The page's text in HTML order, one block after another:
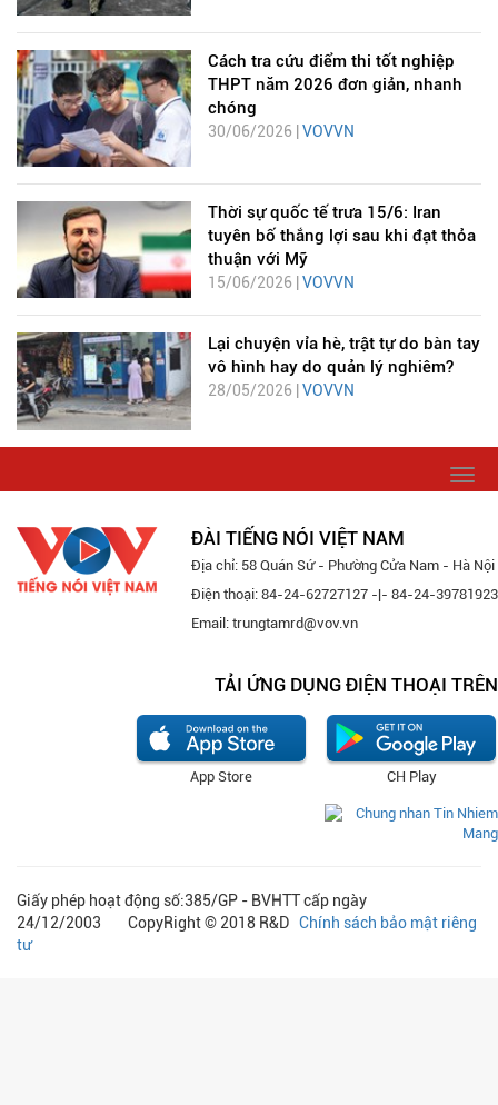
Cách tra cứu điểm thi tốt nghiệp
THPT năm 2026 đơn giản, nhanh
chóng
30/06/2026 | VOVVN
Thời sự quốc tế trưa 15/6: Iran
tuyên bố thắng lợi sau khi đạt thỏa
thuận với Mỹ
15/06/2026 | VOVVN
Lại chuyện vỉa hè, trật tự do bàn tay
vô hình hay do quản lý nghiêm?
28/05/2026 | VOVVN
ĐÀI TIẾNG NÓI VIỆT NAM
Địa chỉ: 58 Quán Sứ - Phường Cửa Nam - Hà Nội
Điện thoại: 84-24-62727127 -|- 84-24-39781923
Email: trungtamrd@vov.vn
TẢI ỨNG DỤNG ĐIỆN THOẠI TRÊN
CH Play
App Store
Giấy phép hoạt động số:385/GP - BVHTT cấp ngày
24/12/2003 CopyRight © 2018 R&D Chính sách bảo mật riêng
tư